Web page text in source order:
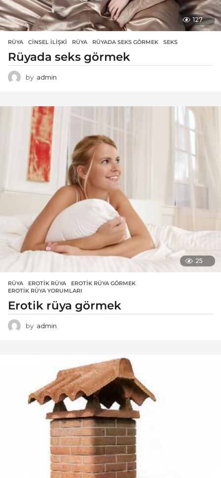
127
RÜYA CINSEL ILIŞKI ,RÜYA ,RÜYADA SEKS GÖRMEK ,SEKS
Rüyada seks görmek
by admin
25
RÜYA EROTIK RÜYA ,EROTIK RÜYA GÖRMEK
EROTIK RÜYA YORUMLARI
Erotik rüya görmek
by admin